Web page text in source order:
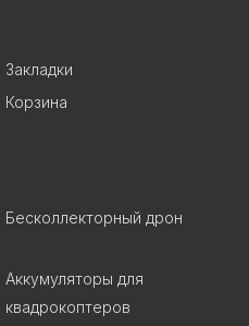
Закладки
Корзина
Бесколлекторный дрон
Аккумуляторы для
квадрокоптеров